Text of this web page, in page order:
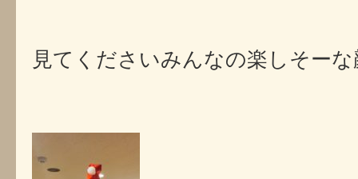
見てくださいみんなの楽しそー